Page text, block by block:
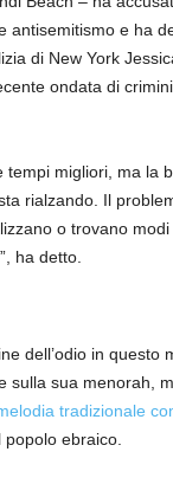
antisemitismo e ha
di New York
ondata di
tempi migliori, ma la
rialzando. Il
o trovano
ha detto.
dell’odio in questo
sulla sua menorah,
tradizionale
ebraico.